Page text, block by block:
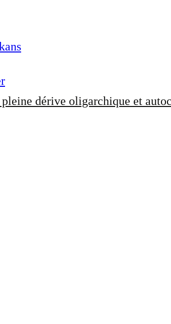
dérive oligarchique et